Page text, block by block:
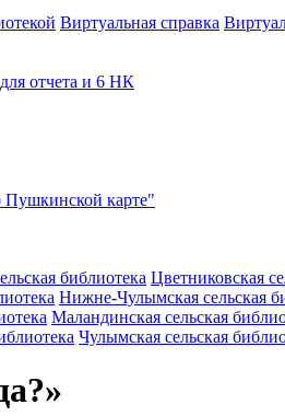
Виртуальная справка
отчета и 6 НК
Пушкинской карте"
библиотека Цветниковская
Нижне-Чулымская сельская
Маландинская сельская
Чулымская сельская